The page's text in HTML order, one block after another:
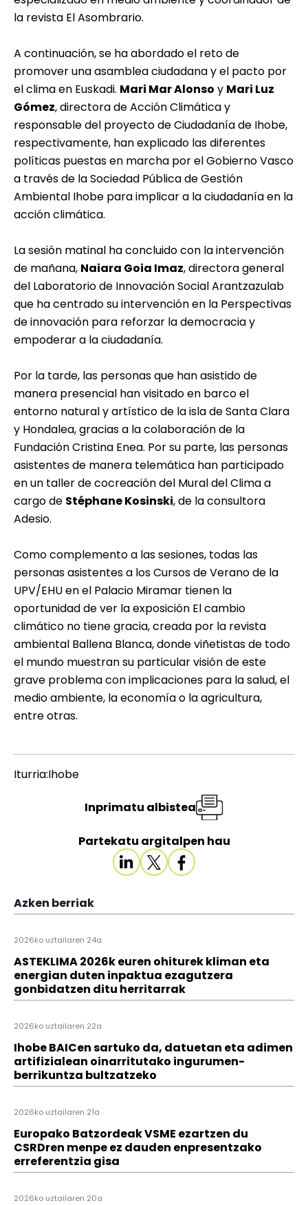
la revista El Asombrario.
A continuación, se ha abordado el reto de
promover una asamblea ciudadana y el pacto por
el clima en Euskadi. Mari Mar Alonso y Mari Luz
Gómez, directora de Acción Climática y
responsable del proyecto de Ciudadanía de Ihobe,
respectivamente, han explicado las diferentes
políticas puestas en marcha por el Gobierno Vasco
a través de laSociedad Pública de Gestión
Ambiental Ihobe para implicar a la ciudadanía en la
acción climática.
La sesión matinal ha concluido con la intervención
de mañana, Naiara Goia Imaz, directora general
del Laboratorio de Innovación SocialArantzazulab
que ha centrado su intervención en la Perspectivas
de innovación para reforzar la democracia y
empoderar a la ciudadanía.
Por la tarde, las personas que han asistido de
manera presencial han visitado en barco el
entorno natural y artístico de la isla de Santa Clara
y Hondalea, gracias a la colaboración de la
Fundación Cristina Enea. Por su parte, las personas
asistentes de manera telemática han participado
en un taller de cocreación del Mural del Clima a
cargo de Stéphane Kosinski, de la consultora
Adesio.
Como complemento a las sesiones, todas las
personas asistentes a los Cursos de Verano de la
UPV/EHU en el Palacio Miramar tienen la
oportunidad de ver la exposición El cambio
climático no tiene gracia, creada por la revista
ambiental Ballena Blanca, donde viñetistas de todo
el mundo muestran su particular visión de este
grave problema con implicaciones para la salud, el
medio ambiente, la economía o la agricultura,
entre otras.
Iturria:Ihobe
Partekatu argitalpen hau
Inprimatu albistea
Azken berriak
2026ko uztailaren 24a
ASTEKLIMA 2026k euren ohiturek kliman eta
energian duten inpaktua ezagutzera
gonbidatzen ditu herritarrak
2026ko uztailaren 22a
Ihobe BAICen sartuko da, datuetan eta adimen
artifizialean oinarritutako ingurumen-
berrikuntza bultzatzeko
2026ko uztailaren 21a
Europako Batzordeak VSME ezartzen du
CSRDren menpe ez dauden enpresentzako
erreferentzia gisa
2026ko uztailaren 20a